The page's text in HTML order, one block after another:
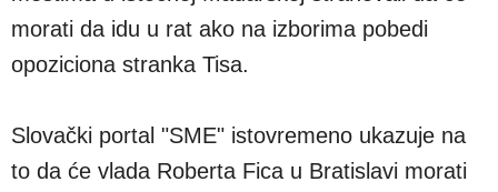
morati da idu u rat ako na izborima pobedi
opoziciona stranka Tisa.
Slovački portal "SME" istovremeno ukazuje na
to da će vlada Roberta Fica u Bratislavi morati